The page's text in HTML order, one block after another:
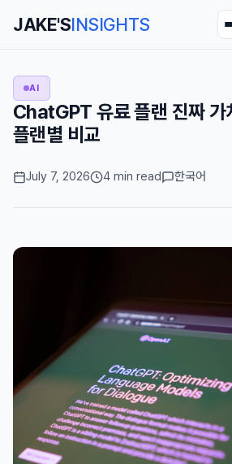
JAKE'SINSIGHTS
AI
ChatGPT 유료 플랜 진짜
플랜별 비교
July 7, 2026 4 min read 한국어